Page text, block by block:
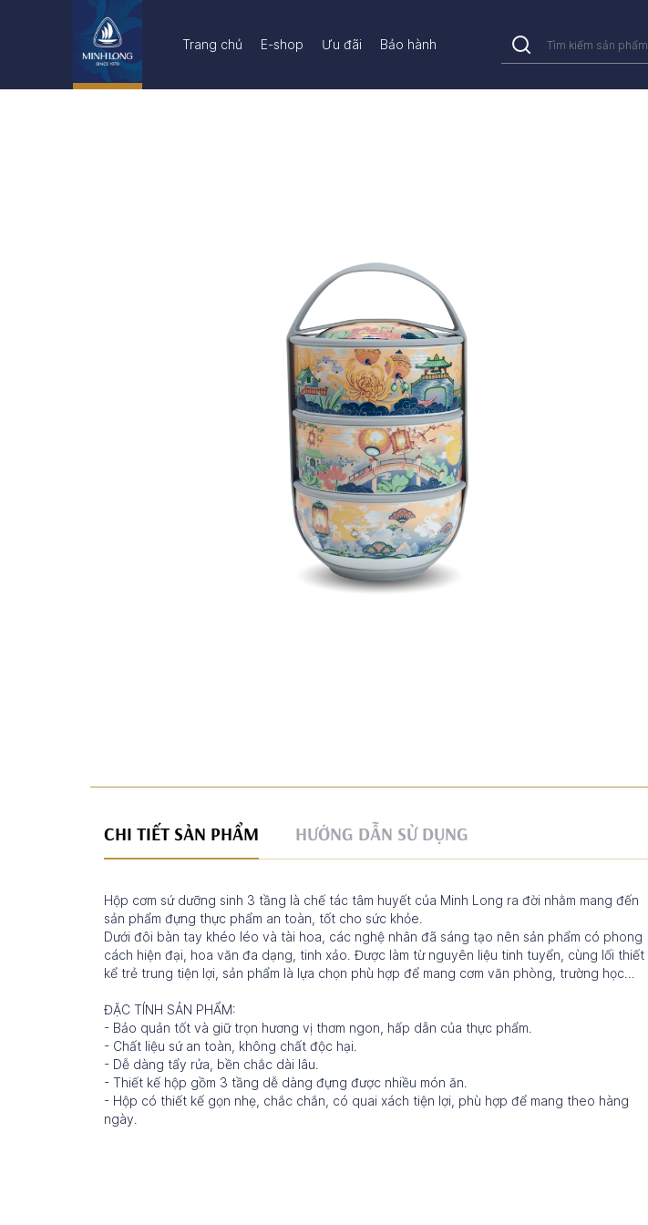
Trang chủ E-shop Ưu đãi Bảo hành
CHI TIẾT SẢN PHẨM HƯỚNG DẪN SỬ DỤNG
Hộp cơm sứ dưỡng sinh 3 tầng là chế tác tâm huyết của Minh Long ra đời nhằm mang đến
sản phẩm đựng thực phẩm an toàn, tốt cho sức khỏe.
Dưới đôi bàn tay khéo léo và tài hoa, các nghệ nhân đã sáng tạo nên sản phẩm có phong
cách hiện đại, hoa văn đa dạng, tinh xảo. Được làm từ nguyên liệu tinh tuyển, cùng lối thiết
kể trẻ trung tiện lợi, sản phẩm là lựa chọn phù hợp để mang cơm văn phòng, trường học...
ĐẶC TÍNH SẢN PHẨM:
- Bảo quản tốt và giữ trọn hương vị thơm ngon, hấp dẫn của thực phẩm.
- Chất liệu sứ an toàn, không chất độc hại.
- Dễ dàng tẩy rửa, bền chắc dài lâu.
- Thiết kế hộp gồm 3 tầng dễ dàng đựng được nhiều món ăn.
- Hộp có thiết kế gọn nhẹ, chắc chắn, có quai xách tiện lợi, phù hợp để mang theo hàng
ngày.